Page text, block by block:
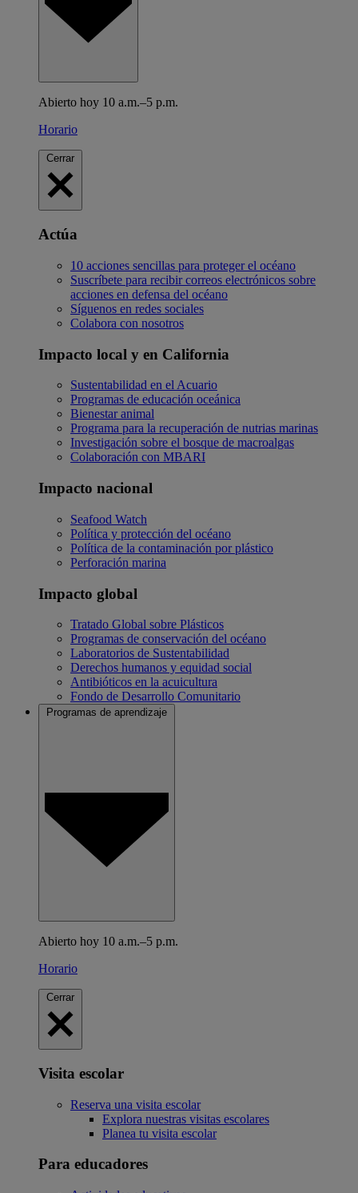
Abierto hoy 10 a.m.–5 p.m.
Horario
Cerrar
Actúa
10 acciones sencillas para proteger el océano
Suscríbete para recibir correos electrónicos sobre
acciones en defensa del océano
Síguenos en redes sociales
Colabora con nosotros
Impacto local y en California
Sustentabilidad en el Acuario
Programas de educación oceánica
Bienestar animal
Programa para la recuperación de nutrias marinas
Investigación sobre el bosque de macroalgas
Colaboración con MBARI
Impacto nacional
Seafood Watch
Política y protección del océano
Política de la contaminación por plástico
Perforación marina
Impacto global
Tratado Global sobre Plásticos
Programas de conservación del océano
Laboratorios de Sustentabilidad
Derechos humanos y equidad social
Antibióticos en la acuicultura
Fondo de Desarrollo Comunitario
Programas de aprendizaje
Abierto hoy 10 a.m.–5 p.m.
Horario
Cerrar
Visita escolar
Reserva una visita escolar
Explora nuestras visitas escolares
Planea tu visita escolar
Para educadores